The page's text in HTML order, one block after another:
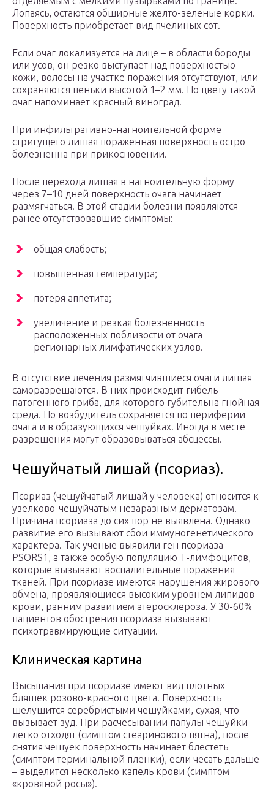
Лопаясь, остаются обширные желто-зеленые корки.
Поверхность приобретает вид пчелиных сот.
Если очаг локализуется на лице – в области бороды
или усов, он резко выступает над поверхностью
кожи, волосы на участке поражения отсутствуют, или
сохраняются пеньки высотой 1–2 мм. По цвету такой
очаг напоминает красный виноград.
При инфильтративно-нагноительной форме
стригущего лишая пораженная поверхность остро
болезненна при прикосновении.
После перехода лишая в нагноительную форму
через 7–10 дней поверхность очага начинает
размягчаться. В этой стадии болезни появляются
ранее отсутствовавшие симптомы:
общая слабость;
повышенная температура;
потеря аппетита;
увеличение и резкая болезненность
расположенных поблизости от очага
регионарных лимфатических узлов.
В отсутствие лечения размягчившиеся очаги лишая
саморазрешаются. В них происходит гибель
патогенного гриба, для которого губительна гнойная
среда. Но возбудитель сохраняется по периферии
очага и в образующихся чешуйках. Иногда в месте
разрешения могут образовываться абсцессы.
Чешуйчатый лишай (псориаз).
Псориаз (чешуйчатый лишай у человека) относится к
узелково-чешуйчатым незаразным дерматозам.
Причина псориаза до сих пор не выявлена. Однако
развитие его вызывают сбои иммуногенетического
характера. Так ученые выявили ген псориаза –
PSORS1, а также особую популяцию Т-лимфоцитов,
которые вызывают воспалительные поражения
тканей. При псориазе имеются нарушения жирового
обмена, проявляющиеся высоким уровнем липидов
крови, ранним развитием атеросклероза. У 30-60%
пациентов обострения псориаза вызывают
психотравмирующие ситуации.
Клиническая картина
Высыпания при псориазе имеют вид плотных
бляшек розово-красного цвета. Поверхность
шелушится серебристыми чешуйками, сухая, что
вызывает зуд. При расчесывании папулы чешуйки
легко отходят (симптом стеаринового пятна), после
снятия чешуек поверхность начинает блестеть
(симптом терминальной пленки), если чесать дальше
– выделится несколько капель крови (симптом
«кровяной росы»).